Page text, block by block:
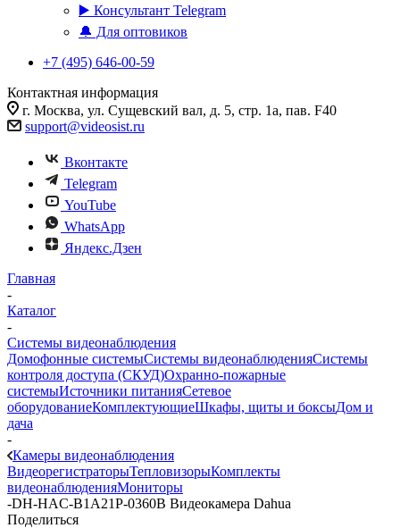
▶️ Консультант Telegram
🔔 Для оптовиков
+7 (495) 646-00-59
Контактная информация
г. Москва, ул. Сущевский вал, д. 5, стр. 1а, пав. F40
support@videosist.ru
Вконтакте
Telegram
YouTube
WhatsApp
Яндекс.Дзен
Главная
-
Каталог
-
Системы видеонаблюдения
Домофонные системыСистемы видеонаблюденияСистемы
контроля доступа (СКУД)Охранно-пожарные
системыИсточники питанияСетевое
оборудованиеКомплектующиеШкафы, щиты и боксыДом и
дача
-
Камеры видеонаблюдения
ВидеорегистраторыТепловизорыКомплекты
видеонаблюденияМониторы
-DH-HAC-B1A21P-0360B Видеокамера Dahua
Поделиться